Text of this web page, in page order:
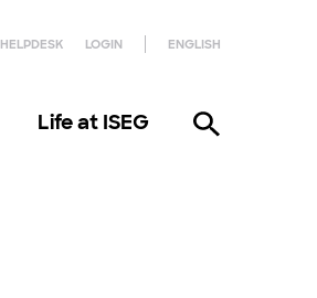
HELPDESK LOGIN ENGLISH
Life at ISEG